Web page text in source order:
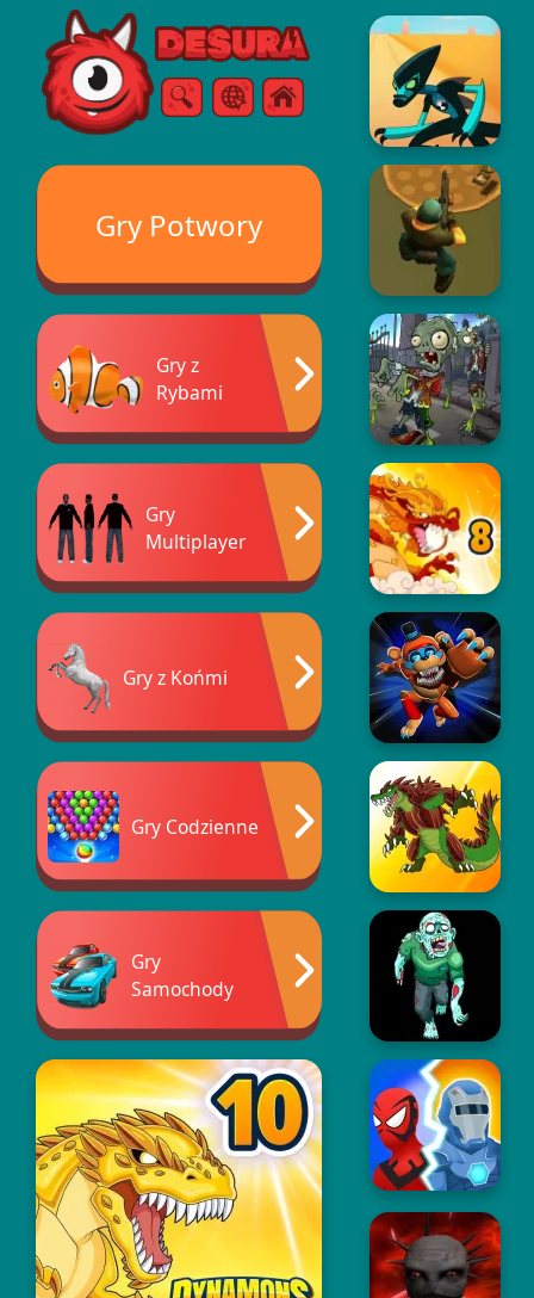
Free Online Games
SzukajMenu
Gry Potwory
Gry z
Rybami
Gry
Multiplayer
Gry z Końmi
Gry Codzienne
Gry
Samochody